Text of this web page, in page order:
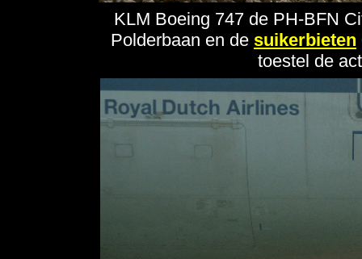
KLM Boeing 747 de PH-BFN
Polderbaan en de suikerbieten
toestel de